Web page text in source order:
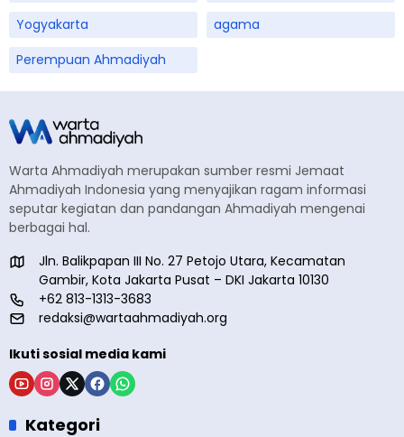
Yogyakarta
agama
Perempuan Ahmadiyah
Warta Ahmadiyah merupakan sumber resmi Jemaat
Ahmadiyah Indonesia yang menyajikan ragam informasi
seputar kegiatan dan pandangan Ahmadiyah mengenai
berbagai hal.
Jln. Balikpapan III No. 27 Petojo Utara, Kecamatan
Gambir, Kota Jakarta Pusat – DKI Jakarta 10130
+62 813-1313-3683
redaksi@wartaahmadiyah.org
Ikuti sosial media kami
Kategori